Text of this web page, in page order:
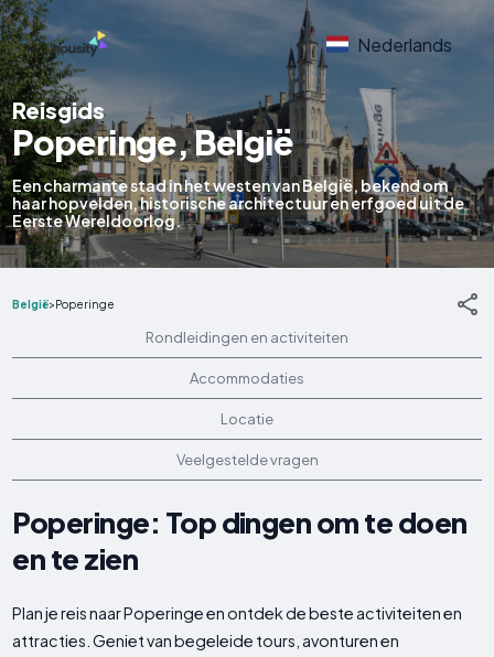
Nederlands
Reisgids
Poperinge, België
Een charmante stad in het westen van België, bekend om
haar hopvelden, historische architectuur en erfgoed uit de
Eerste Wereldoorlog.
België>Poperinge
Rondleidingen en activiteiten
Accommodaties
Locatie
Veelgestelde vragen
Poperinge: Top dingen om te doen
en te zien
Plan je reis naar Poperinge en ontdek de beste activiteiten en
attracties. Geniet van begeleide tours, avonturen en